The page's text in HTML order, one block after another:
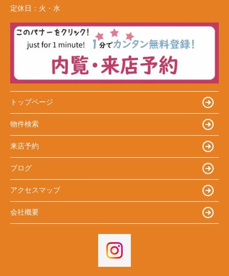
定休日： 火・水
トップページ
物件検索
来店予約
ブログ
アクセスマップ
会社概要